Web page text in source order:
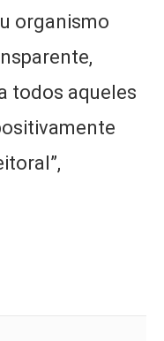
organismo
todos aqueles